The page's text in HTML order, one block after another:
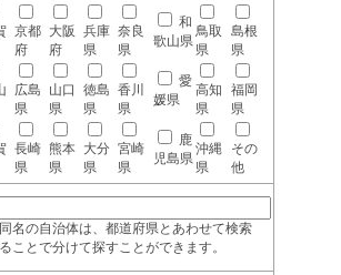
京都
府
大阪
府
兵庫
県
奈良
県
和
歌山県
鳥取
県
島根
県
広島
県
山口
県
徳島
県
香川
県
愛
媛県
高知
県
福岡
県
長崎
県
熊本
県
大分
県
宮崎
県
鹿
児島県
沖縄
県
その
他
名の自治体は、都道府県とあわせて検索
ことで分けて探すことができます。